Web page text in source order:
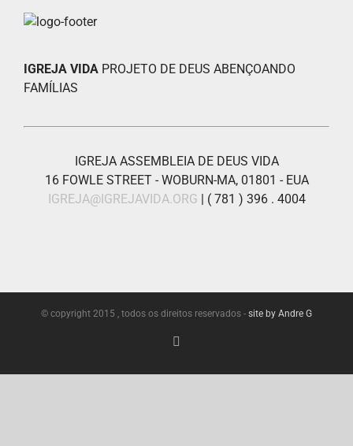
IGREJA VIDA PROJETO DE DEUS ABENÇOANDO
FAMÍLIAS
IGREJA ASSEMBLEIA DE DEUS VIDA
16 FOWLE STREET - WOBURN-MA, 01801 - EUA
IGREJA@IGREJAVIDA.ORG | ( 781 ) 396 . 4004
© copyright 2015 , todos os direitos reservados - site by Andre G